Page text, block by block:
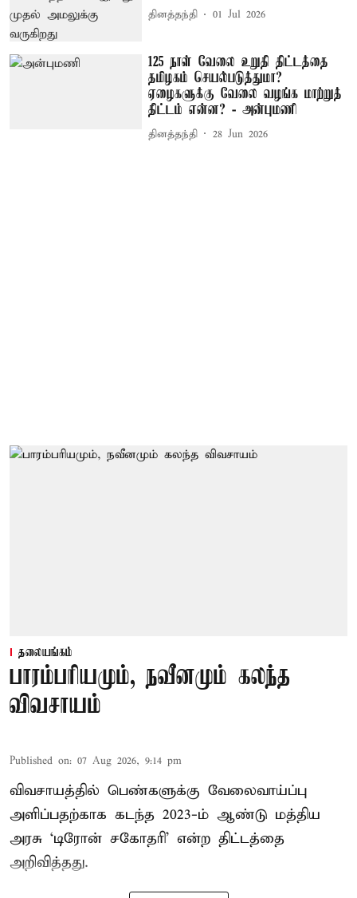
தினத்தந்தி 01 Jul 2026
125 நாள் வேலை உறுதி திட்டத்தை
தமிழகம் செயல்படுத்துமா?
ஏழைகளுக்கு வேலை வழங்க மாற்றுத்
திட்டம் என்ன? - அன்புமணி
தினத்தந்தி 28 Jun 2026
தலையங்கம்
பாரம்பரியமும், நவீனமும் கலந்த
விவசாயம்
Published on: 07 Aug 2026, 9:14 pm
விவசாயத்தில் பெண்களுக்கு வேலைவாய்ப்பு
அளிப்பதற்காக கடந்த 2023-ம் ஆண்டு மத்திய
அரசு ‘டிரோன் சகோதரி’ என்ற திட்டத்தை
அறிவித்தது.